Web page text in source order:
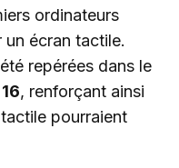
ordinateurs
un écran tactile.
repérées dans le
, renforçant ainsi
pourraient